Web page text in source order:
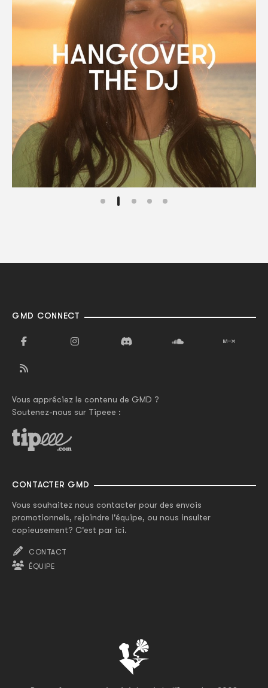
GMD CONNECT
Vous appréciez le contenu de GMD ?
Soutenez-nous sur Tipeee :
CONTACTER GMD
Vous souhaitez nous contacter pour des envois
promotionnels, rejoindre l'équipe, ou nous insulter
copieusement? C'est par ici.
CONTACT
ÉQUIPE